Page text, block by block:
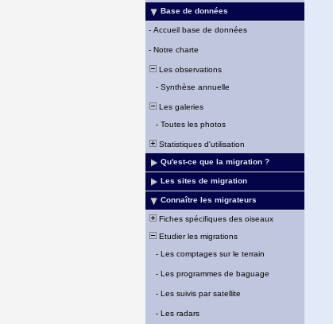
Base de données
- Accueil base de données
- Notre charte
Les observations
- Synthèse annuelle
Les galeries
- Toutes les photos
Statistiques d'utilisation
Qu'est-ce que la migration ?
Les sites de migration
Connaître les migrateurs
Fiches spécifiques des oiseaux
Etudier les migrations
- Les comptages sur le terrain
- Les programmes de baguage
- Les suivis par satellite
- Les radars